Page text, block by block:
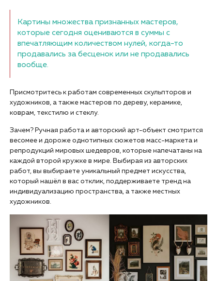
Картины множества признанных мастеров,
которые сегодня оцениваются в суммы с
впечатляющим количеством нулей, когда-то
продавались за бесценок или не продавались
вообще.
Присмотритесь к работам современных скульпторов и
художников, а также мастеров по дереву, керамике,
коврам, текстилю и стеклу.
Зачем? Ручная работа и авторский арт-объект смотрится
весомее и дороже однотипных сюжетов масс-маркета и
репродукций мировых шедевров, которые напечатаны на
каждой второй кружке в мире. Выбирая из авторских
работ, вы выбираете уникальный предмет искусства,
который нашёл в вас отклик, поддерживаете тренд на
индивидуализацию пространства, а также местных
художников.